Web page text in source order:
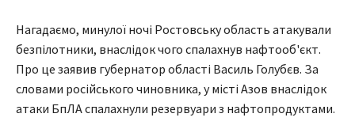
Нагадаємо, минулої ночі Ростовську область атакували
безпілотники, внаслідок чого спалахнув нафтооб'єкт.
Про це заявив губернатор області Василь Голубєв. За
словами російського чиновника, у місті Азов внаслідок
атаки БпЛА спалахнули резервуари з нафтопродуктами.